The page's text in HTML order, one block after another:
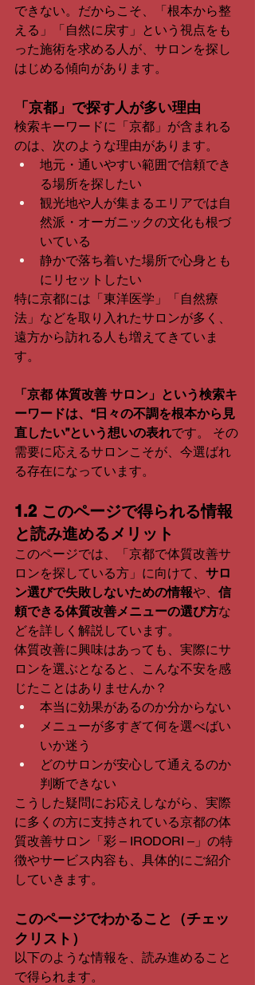
できない。だからこそ、「根本から整
える」「自然に戻す」という視点をも
った施術を求める人が、サロンを探し
はじめる傾向があります。
「京都」で探す人が多い理由
検索キーワードに「京都」が含まれる
のは、次のような理由があります。
地元・通いやすい範囲で信頼でき
る場所を探したい
観光地や人が集まるエリアでは自
然派・オーガニックの文化も根づ
いている
静かで落ち着いた場所で心身とも
にリセットしたい
特に京都には「東洋医学」「自然療
法」などを取り入れたサロンが多く、
遠方から訪れる人も増えてきていま
す。
「京都 体質改善 サロン」という検索キ
ーワードは、“日々の不調を根本から見
直したい”という想いの表れです。 その
需要に応えるサロンこそが、今選ばれ
る存在になっています。
1.2 このページで得られる情報
と読み進めるメリット
このページでは、「京都で体質改善サ
ロンを探している方」に向けて、 サロ
ン選びで失敗しないための情報や、 信
頼できる体質改善メニューの選び方な
どを詳しく解説しています。
体質改善に興味はあっても、実際にサ
ロンを選ぶとなると、こんな不安を感
じたことはありませんか？
本当に効果があるのか分からない
メニューが多すぎて何を選べばい
いか迷う
どのサロンが安心して通えるのか
判断できない
こうした疑問にお応えしながら、実際
に多くの方に支持されている京都の体
質改善サロン「彩 ‒ IRODORI ‒」の特
徴やサービス内容も、具体的にご紹介
していきます。
このページでわかること（チェッ
クリスト）
以下のような情報を、読み進めること
で得られます。